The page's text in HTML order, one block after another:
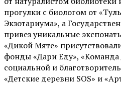
прогулки с биологом от
Экзотариума», а
привез уникальные
«Дикой Мяте»
фонды «Дари Еду», «Команда
социальной и
«Детские деревни SOS» и